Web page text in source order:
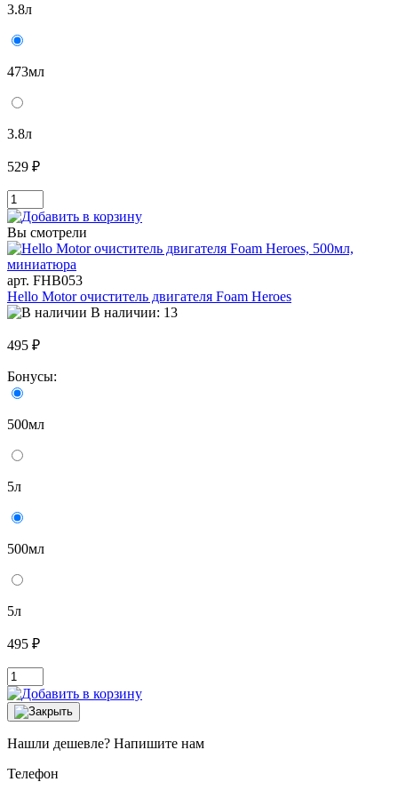
3.8л
473мл
3.8л
529 ₽
Вы смотрели
арт. FHB053
Hello Motor очиститель двигателя Foam Heroes
В наличии: 13
495 ₽
Бонусы:
500мл
5л
500мл
5л
495 ₽
Нашли дешевле? Напишите нам
Телефон